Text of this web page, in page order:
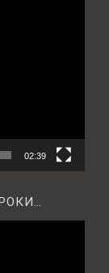
02:39